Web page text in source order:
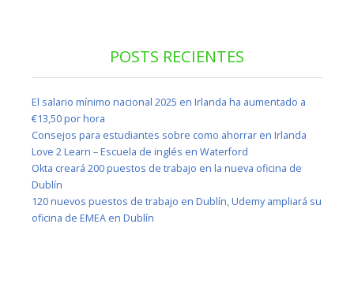
POSTS RECIENTES
El salario mínimo nacional 2025 en Irlanda ha aumentado a
€13,50 por hora
Consejos para estudiantes sobre como ahorrar en Irlanda
Love 2 Learn – Escuela de inglés en Waterford
Okta creará 200 puestos de trabajo en la nueva oficina de
Dublín
120 nuevos puestos de trabajo en Dublín, Udemy ampliará su
oficina de EMEA en Dublín